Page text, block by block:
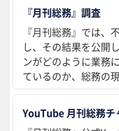
『月刊総務』調査
『月刊総務』では、
し、その結果を公開
ンがどのように業務
ているのか、総務の
YouTube 月刊総務チ